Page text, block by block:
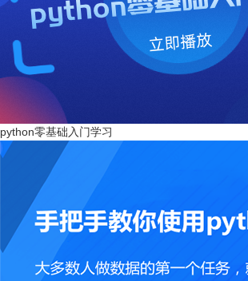
python零基础入门学习